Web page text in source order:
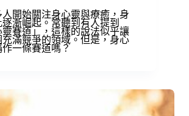
開始關注身心靈與療癒，身
漸崛起。常聽到有人提到
靈賽道」，這樣的說法似乎讓
充滿競爭的領域。但是，身心
一條賽道嗎？